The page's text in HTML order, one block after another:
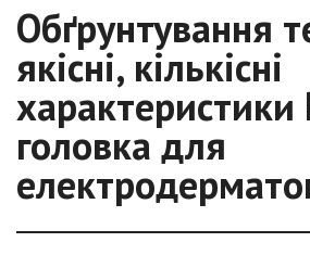
Обґрунтування
якісні, кількісні
характеристики
головка для